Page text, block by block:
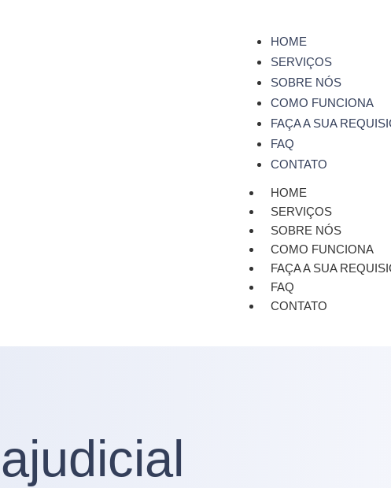
HOME
SERVIÇOS
SOBRE NÓS
COMO FUNCIONA
FAÇA A SUA
FAQ
CONTATO
HOME
SERVIÇOS
SOBRE NÓS
COMO FUNCIONA
FAÇA A SUA
FAQ
CONTATO